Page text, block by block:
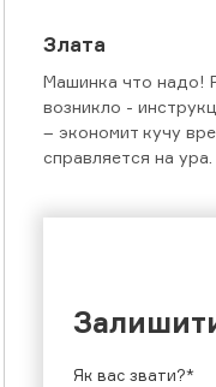
Злата
Машинка что надо!
возникло -
– экономит кучу
справляется на
Як вас звати?*